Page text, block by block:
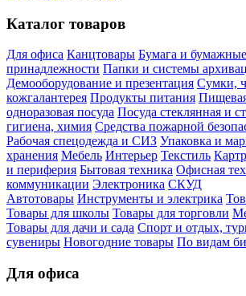
Каталог товаров
Для офиса Канцтовары Бумага и
принадлежности Папки и системы
Демооборудование и презентация Сумки,
кожгалантерея Продукты питания
одноразовая посуда Посуда стеклянная и
гигиена, химия Средства пожарной
Рабочая спецодежда и СИЗ Упаковка и
хранения Мебель Интерьер Текстиль
и периферия Бытовая техника Офисная
коммуникации Электроника СКУД
Автотовары Инструменты и электрика
Товары для школы Товары для торговли
Товары для дачи и сада Спорт и отдых,
сувениры Новогодние товары По видам
Для офиса